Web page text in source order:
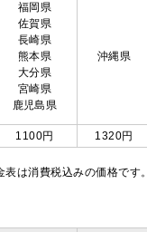
福岡県
佐賀県
長崎県
熊本県
大分県
宮崎県
鹿児島県
沖縄県
1100円 1320円
は消費税込みの価格です。